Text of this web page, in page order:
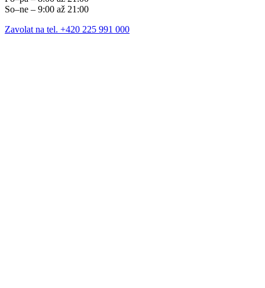
So–ne – 9:00 až 21:00
Zavolat na tel. +420 225 991 000